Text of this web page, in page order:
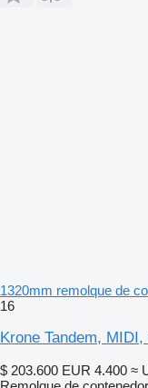
1320mm remolque de
16
Krone Tandem,
$ 203.600 EUR 4.400 ≈